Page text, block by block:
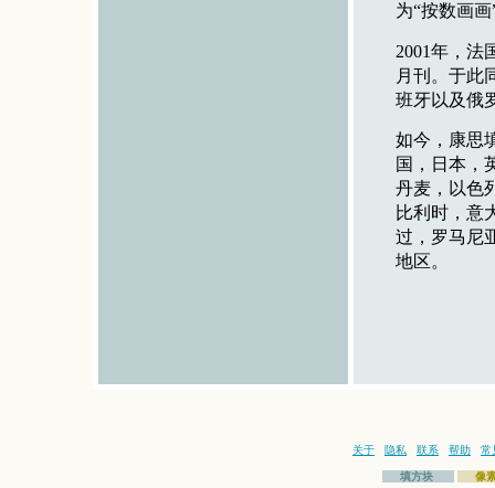
为“按数画
2001年，法
月刊。于此
班牙以及俄
如今，康思
国，日本，
丹麦，以色
比利时，意
过，罗马尼
地区。
关于 隐私 联系 帮助 常
填方块
像